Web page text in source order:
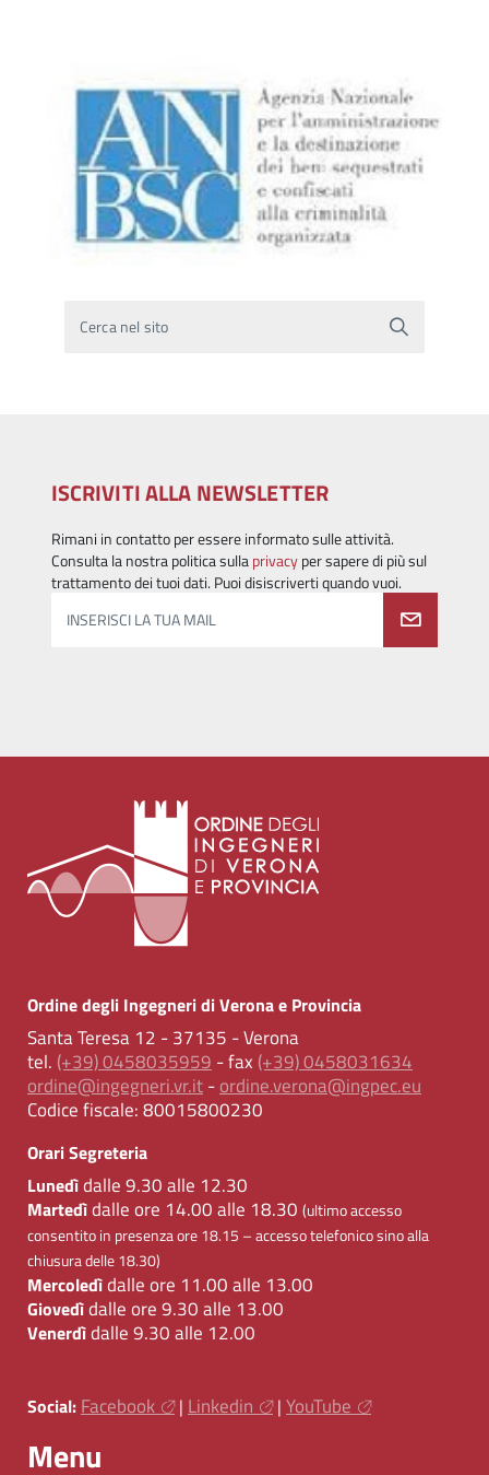
Cerca nel sito
ISCRIVITI ALLA NEWSLETTER
Rimani in contatto per essere informato sulle attività.
Consulta la nostra politica sullaprivacyper sapere di più sul
trattamento dei tuoi dati. Puoi disiscriverti quando vuoi.
INSERISCI LA TUA MAIL
Ordine degli Ingegneri di Verona e Provincia
Santa Teresa 12 - 37135 - Verona
tel. (+39) 0458035959- fax (+39) 0458031634
ordine@ingegneri.vr.it-ordine.verona@ingpec.eu
Codice fiscale:80015800230
Orari Segreteria
Lunedìdalle 9.30 alle 12.30
Martedìdalle ore 14.00 alle 18.30 (ultimo accesso
consentito in presenza ore 18.15 – accesso telefonico sino alla
chiusura delle 18.30)
Mercoledìdalle ore 11.00 alle 13.00
Giovedìdalle ore 9.30 alle 13.00
Venerdìdalle 9.30 alle 12.00
Social:Facebook | Linkedin | YouTube
Menu